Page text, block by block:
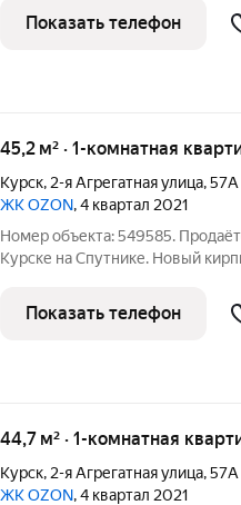
площадь квартиры составляет
Сейчас
Показать телефон
45,2 м² · 1-комнатная
Курск, 2-я Агрегатная улица,57А
ЖК OZON, 4 квартал 2021
Номер объекта: 549585.
Курске на Спутнике. Новый
Квартира с черновой отделкой,
трубы пластиковые,
Показать телефон
44,7 м² · 1-комнатная
Курск, 2-я Агрегатная улица,57А
ЖК OZON, 4 квартал 2021